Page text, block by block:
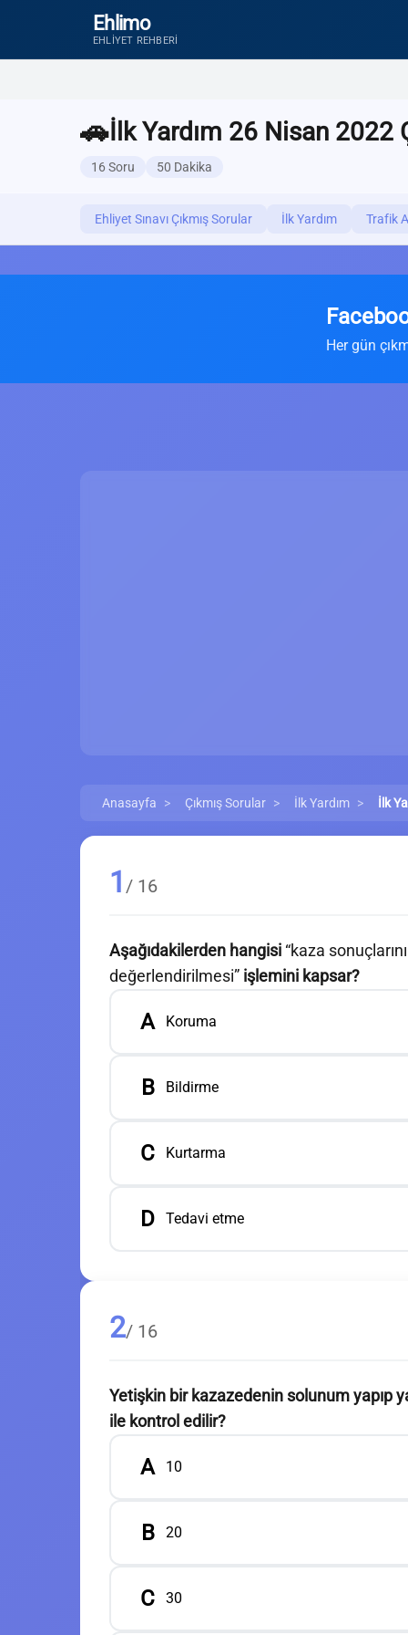
Ehlimo
EHLIYET REHBERI
🚗İlk Yardım 26 Nisan 2022
16 Soru 50 Dakika
Ehliyet Sınavı Çıkmış Sorular İlk Yardım Trafik
Her gün
Anasayfa Çıkmış Sorular İlk Yardım İlk
1 / 16
Aşağıdakilerden hangisi “kaza
değerlendirilmesi” işlemini kapsar?
A Koruma
B Bildirme
C Kurtarma
D Tedavi etme
2/ 16
Yetişkin bir kazazedenin solunum yapıp
ile kontrol edilir?
A 10
B 20
C 30